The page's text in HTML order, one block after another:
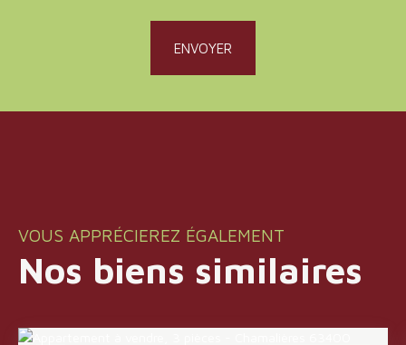
ENVOYER
VOUS APPRÉCIEREZ ÉGALEMENT
Nos biens similaires